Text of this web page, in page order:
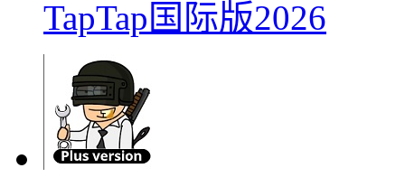
TapTap国际版2026